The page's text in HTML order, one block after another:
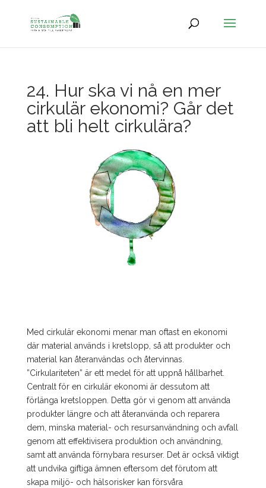
24. Hur ska vi nå en mer
cirkulär ekonomi? Går det
att bli helt cirkulära?
Med cirkulär ekonomi menar man oftast en ekonomi
där material används i kretslopp, så att produkter och
material kan återanvändas och återvinnas.
”Cirkulariteten” är ett medel för att uppnå hållbarhet.
Centralt för en cirkulär ekonomi är dessutom att
förlänga kretsloppen. Detta gör vi genom att använda
produkter längre och att återanvända och reparera
dem, minska material- och resursanvändning och avfall
genom att effektivisera produktion och användning,
samt att använda förnybara resurser. Det är också viktigt
att undvika giftiga ämnen eftersom det förutom att
skapa miljö- och hälsorisker kan försvåra